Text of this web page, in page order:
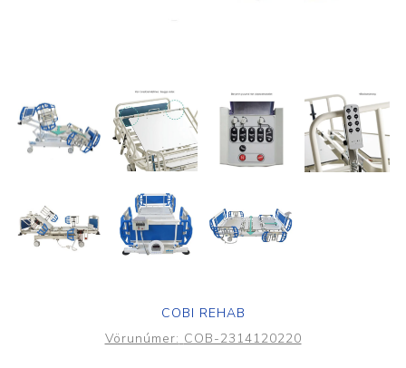
COBI REHAB
Vörunúmer: COB-2314120220